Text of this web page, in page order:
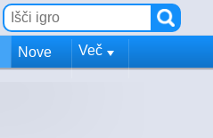
Nove Več